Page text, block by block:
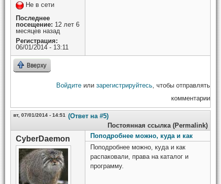
Не в сети
Последнее
посещение: 12 лет 6
месяцев назад
Регистрация:
06/01/2014 - 13:11
Вверху
Войдите или зарегистрируйтесь , чтобы отправлять
комментарии
вт, 07/01/2014 - 14:51
(Ответ на #5)
Постоянная ссылка (Permalink)
CyberDaemon
Поподробнее можно, куда и как
Поподробнее можно, куда и как
распаковали, права на каталог и
программу.